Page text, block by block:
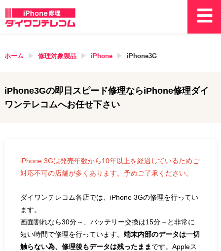
ホーム 修理対象製品 iPhone iPhone3G
iPhone3Gの即日スピード修理ならiPhone修理ダイ
ワンテレコムへお任せ下さい
iPhone 3Gは発売年数から10年以上を経過しているためご
対応不可の店舗が多くあります。予めご了承ください。
ダイワンテレコム各店では、iPhone 3Gの修理を行ってい
ます。
画面割れなら30分～、バッテリー交換は15分～と非常に
短い時間で修理を行っています。 端末内部のデータは一切
触らない為、修理後もデータは残ったまま です。Appleス